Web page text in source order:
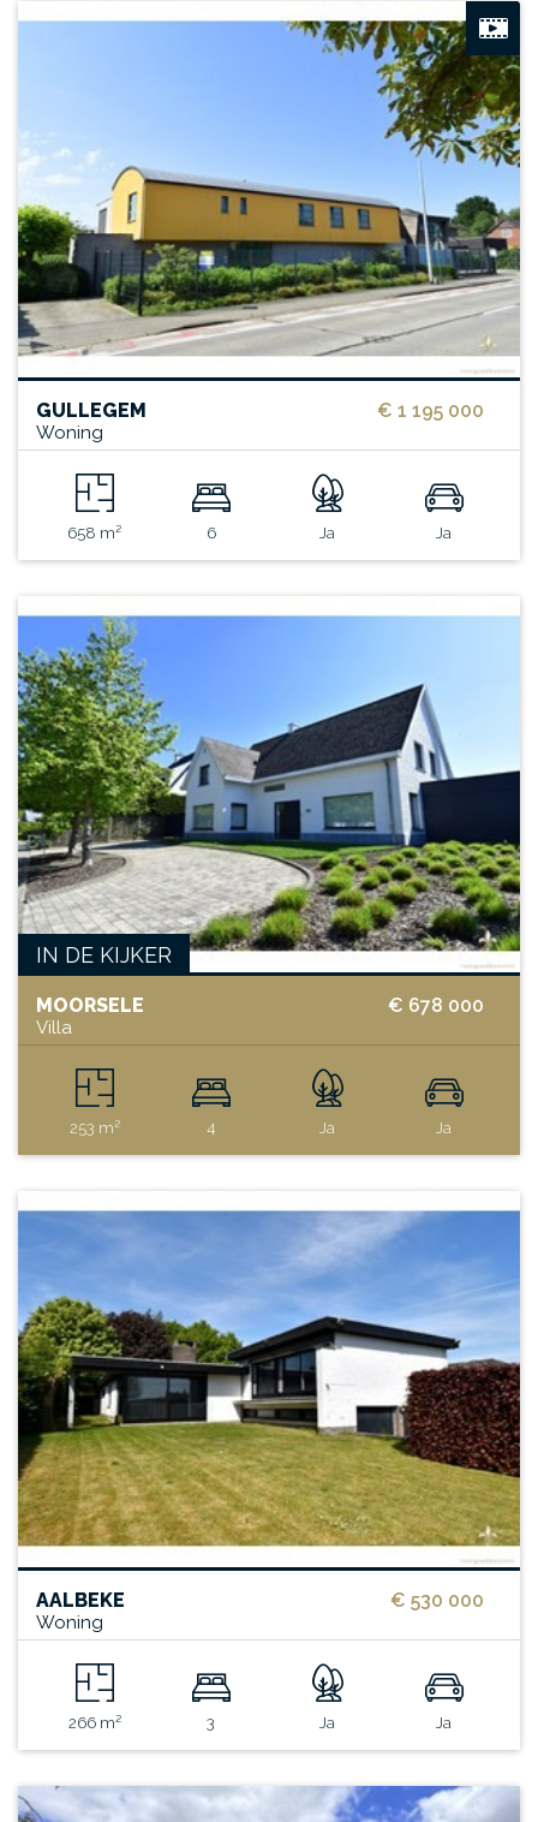
€ 1 195 000
GULLEGEM
Woning
658 m² 6 Ja Ja
IN DE KIJKER
€ 678 000
MOORSELE
Villa
253 m² 4 Ja Ja
€ 530 000
AALBEKE
Woning
266 m² 3 Ja Ja